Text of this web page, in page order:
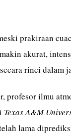
prakiraan
akurat,
rinci dalam
profesor ilmu
Texas A&M
lama